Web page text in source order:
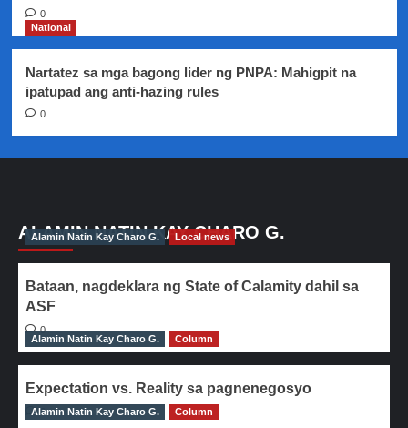
0
National
Nartatez sa mga bagong lider ng PNPA: Mahigpit na
ipatupad ang anti-hazing rules
0
ALAMIN NATIN KAY CHARO G.
Alamin Natin Kay Charo G. Local news
Bataan, nagdeklara ng State of Calamity dahil sa
ASF
0
Alamin Natin Kay Charo G.
Column
Expectation vs. Reality sa pagnenegosyo
0
Alamin Natin Kay Charo G. Column